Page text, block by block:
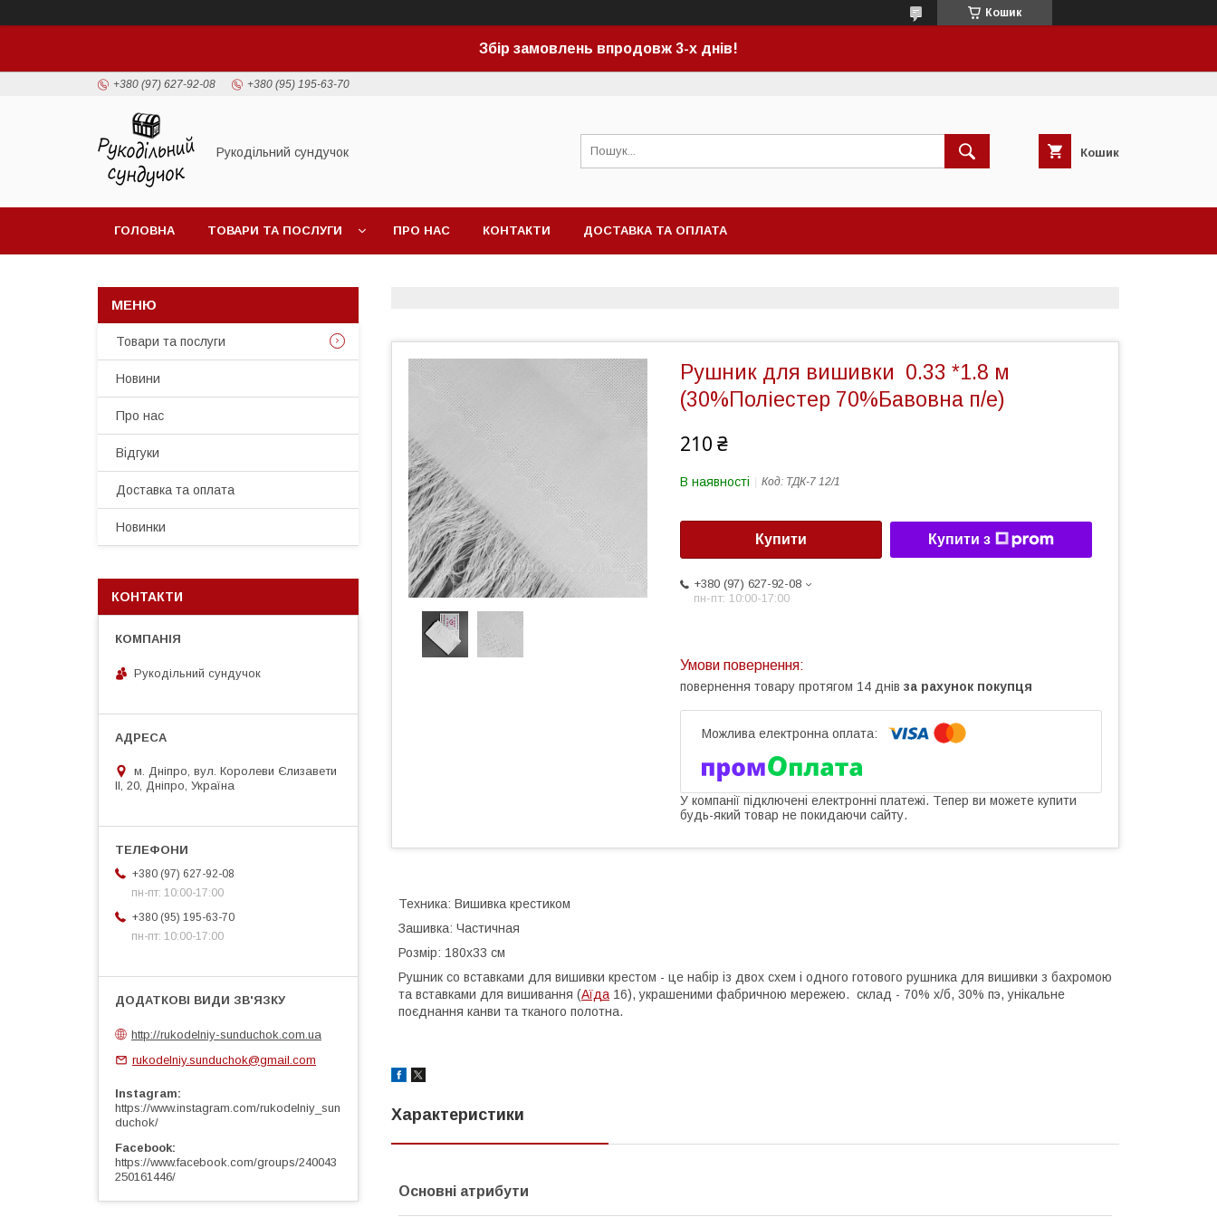
Кошик
Збір замовлень впродовж 3-х днів!
+380 (97) 627-92-08 +380 (95) 195-63-70
Рукодільний сундучок Кошик
ГОЛОВНА ТОВАРИ ТА ПОСЛУГИ ПРО НАС КОНТАКТИ ДОСТАВКА ТА ОПЛАТА
Рушник для вишивки 0.33 *1.8 м
(30%Поліестер 70%Бавовна п/е)
210 ₴
В наявності Код: ТДК-7 12/1
Купити Купити з
+380 (97) 627-92-08
пн-пт: 10:00-17:00
повернення товару протягом 14 днів за рахунок покупця
У компанії підключені електронні платежі. Тепер ви можете купити
будь-який товар не покидаючи сайту.
Техника: Вишивка крестиком
Зашивка: Частичная
Розмір: 180х33 см
Рушник со вставками для вишивки крестом - це набір із двох схем і одного готового рушника для вишивки з бахромою
та вставками для вишивання (Аїда 16), украшеними фабричною мережею. склад - 70% х/б, 30% пэ, унікальне
поєднання канви та тканого полотна.
Характеристики
Основні атрибути
Товари та послуги
Новини
Про нас
Відгуки
Доставка та оплата
Новинки
КОНТАКТИ
Рукодільний сундучок
м. Дніпро, вул. Королеви Єлизавети
ІІ, 20, Дніпро, Україна
+380 (97) 627-92-08
пн-пт: 10:00-17:00
+380 (95) 195-63-70
пн-пт: 10:00-17:00
http://rukodelniy-sunduchok.com.ua
rukodelniy.sunduchok@gmail.com
Instagram
https://www.instagram.com/rukodelniy_sun
duchok/
Facebook
https://www.facebook.com/groups/240043
250161446/